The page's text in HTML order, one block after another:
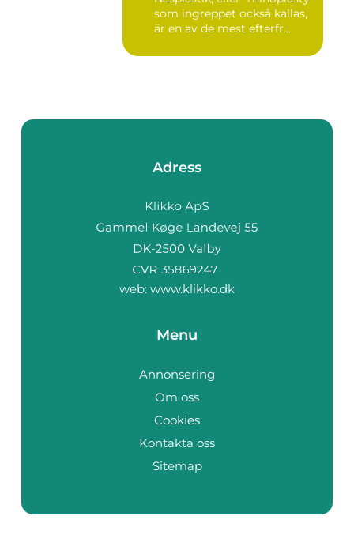
som ingreppet också kallas,
är en av de mest efterfr...
Adress
web: www.klikko.dk
Menu
Annonsering
Om oss
Cookies
Kontakta oss
Sitemap